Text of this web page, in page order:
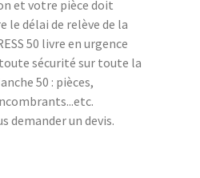
et votre pièce doit
le délai de relève de la
50 livre en urgence
sécurité sur toute la
50 : pièces,
demander un devis.